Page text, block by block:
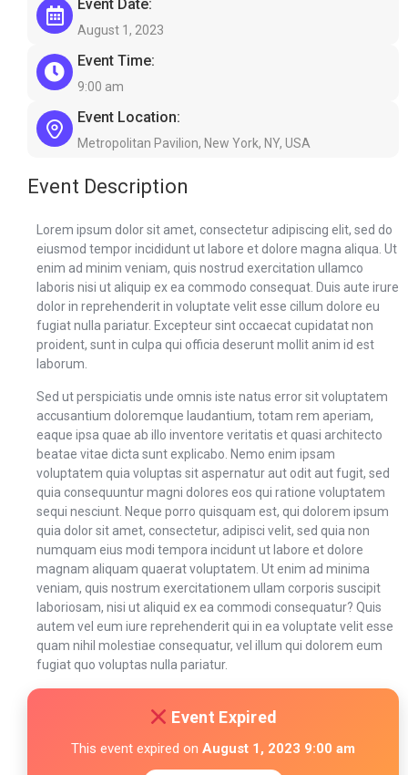
Event Date:
August 1, 2023
Event Time:
9:00 am
Event Location:
Metropolitan Pavilion, New York, NY, USA
Event Description
Lorem ipsum dolor sit amet, consectetur adipiscing elit, sed do
eiusmod tempor incididunt ut labore et dolore magna aliqua. Ut
enim ad minim veniam, quis nostrud exercitation ullamco
laboris nisi ut aliquip ex ea commodo consequat. Duis aute irure
dolor in reprehenderit in voluptate velit esse cillum dolore eu
fugiat nulla pariatur. Excepteur sint occaecat cupidatat non
proident, sunt in culpa qui officia deserunt mollit anim id est
laborum.
Sed ut perspiciatis unde omnis iste natus error sit voluptatem
accusantium doloremque laudantium, totam rem aperiam,
eaque ipsa quae ab illo inventore veritatis et quasi architecto
beatae vitae dicta sunt explicabo. Nemo enim ipsam
voluptatem quia voluptas sit aspernatur aut odit aut fugit, sed
quia consequuntur magni dolores eos qui ratione voluptatem
sequi nesciunt. Neque porro quisquam est, qui dolorem ipsum
quia dolor sit amet, consectetur, adipisci velit, sed quia non
numquam eius modi tempora incidunt ut labore et dolore
magnam aliquam quaerat voluptatem. Ut enim ad minima
veniam, quis nostrum exercitationem ullam corporis suscipit
laboriosam, nisi ut aliquid ex ea commodi consequatur? Quis
autem vel eum iure reprehenderit qui in ea voluptate velit esse
quam nihil molestiae consequatur, vel illum qui dolorem eum
fugiat quo voluptas nulla pariatur.
Event Expired
This event expired on August 1, 2023 9:00 am